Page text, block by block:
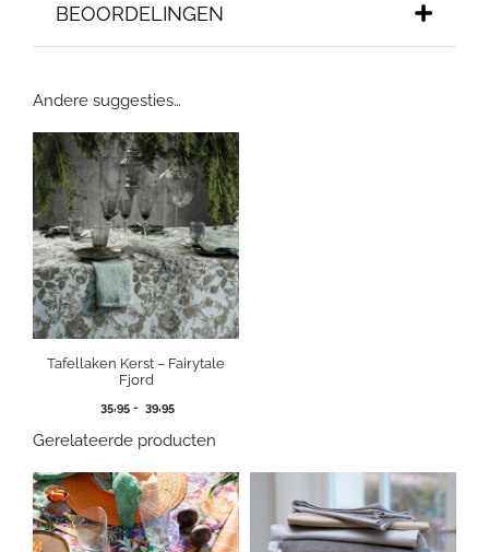
BEOORDELINGEN
Andere suggesties…
Tafellaken Kerst – Fairytale
Fjord
35,95 - 39,95Prijsklasse:
tot
Gerelateerde producten